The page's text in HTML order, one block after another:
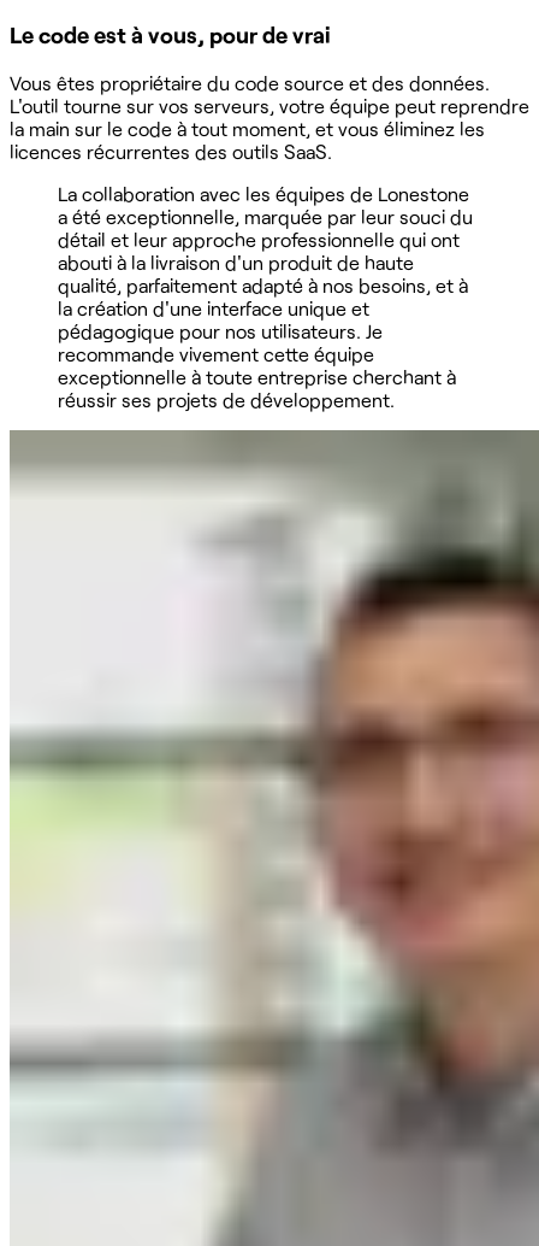
Le code est à vous, pour de vrai
Vous êtes propriétaire du code source et des données.
L'outil tourne sur vos serveurs, votre équipe peut reprendre
la main sur le code à tout moment, et vous éliminez les
licences récurrentes des outils SaaS.
La collaboration avec les équipes de Lonestone
a été exceptionnelle, marquée par leur souci du
détail et leur approche professionnelle qui ont
abouti à la livraison d'un produit de haute
qualité, parfaitement adapté à nos besoins, et à
la création d'une interface unique et
pédagogique pour nos utilisateurs. Je
recommande vivement cette équipe
exceptionnelle à toute entreprise cherchant à
réussir ses projets de développement.